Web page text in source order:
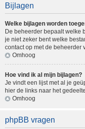
Bijlagen
Welke bijlagen worden
De beheerder bepaalt welke
je niet zeker bent welke
contact op met de beheerder
Omhoog
Hoe vind ik al mijn bijlagen?
Je vindt een lijst met al je
hier de links naar het
Omhoog
phpBB vragen